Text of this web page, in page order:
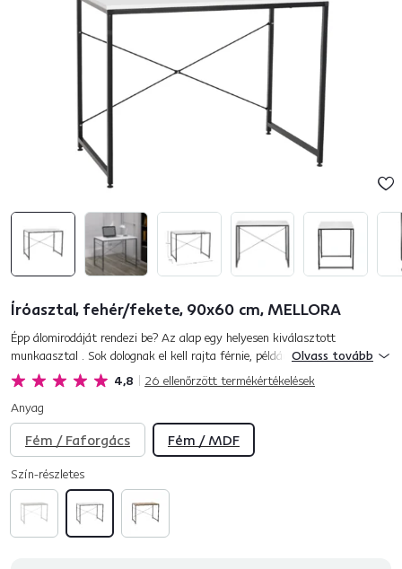
Íróasztal, fehér/fekete, 90x60 cm, MELLORA
4,8 26 ellenőrzött termékértékelések
Épp álomirodáját rendezi be? Az alap egy helyesen kiválasztott
munkaasztal . Sok dolognak el kell rajta férnie, például számítógép,
billentyűzet, egér, nyomtató, telefon, de egy rakodótér is. M...
Olvass tovább
Anyag
Fém / Faforgács Fém / MDF
Szín-részletes